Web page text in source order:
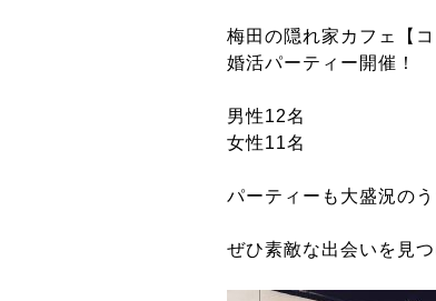
梅田の隠れ家カフェ【
婚活パーティー開催！
男性12名
女性11名
パーティーも大盛況の
ぜひ素敵な出会いを見